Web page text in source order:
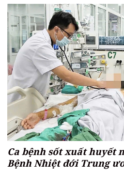
Ca bệnh sốt xuất huyết
Bệnh Nhiệt đới Trung